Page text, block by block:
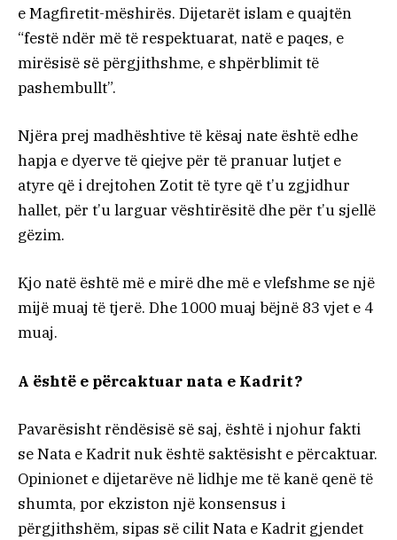
e Magfiretit-mëshirës. Dijetarët islam e quajtën
“festë ndër më të respektuarat, natë e paqes, e
mirësisë së përgjithshme, e shpërblimit të
pashembullt”.
Njëra prej madhështive të kësaj nate është edhe
hapja e dyerve të qiejve për të pranuar lutjet e
atyre që i drejtohen Zotit të tyre që t’u zgjidhur
hallet, për t’u larguar vështirësitë dhe për t’u sjellë
gëzim.
Kjo natë është më e mirë dhe më e vlefshme se një
mijë muaj të tjerë. Dhe 1000 muaj bëjnë 83 vjet e 4
muaj.
A është e përcaktuar nata e Kadrit?
Pavarësisht rëndësisë së saj, është i njohur fakti
se Nata e Kadrit nuk është saktësisht e përcaktuar.
Opinionet e dijetarëve në lidhje me të kanë qenë të
shumta, por ekziston një konsensus i
përgjithshëm, sipas së cilit Nata e Kadrit gjendet